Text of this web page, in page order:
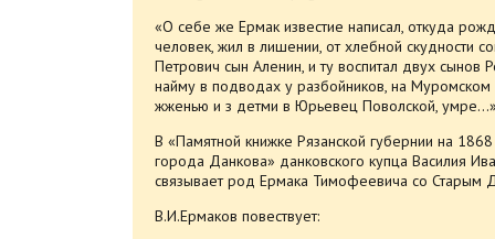
«О себе же Ермак известие написал, откуда
человек, жил в лишении, от хлебной скудности
Петрович сын Аленин, и ту воспитал двух
найму в подводах у разбойников, на
жженью и з детми в Юрьевец Поволской,
В «Памятной книжке Рязанской губернии на
города Данкова» данковского купца Василия
связывает род Ермака Тимофеевича со Старым
В.И.Ермаков повествует: